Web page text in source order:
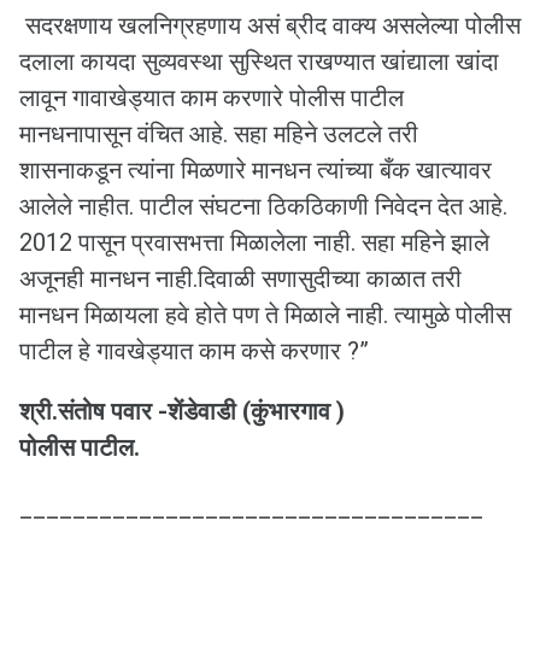
सदरक्षणाय खलनिग्रहणाय असं ब्रीद वाक्य असलेल्या पोलीस
दलाला कायदा सुव्यवस्था सुस्थित राखण्यात खांद्याला खांदा
लावून गावाखेड्यात काम करणारे पोलीस पाटील
मानधनापासून वंचित आहे. सहा महिने उलटले तरी
शासनाकडून त्यांना मिळणारे मानधन त्यांच्या बँक खात्यावर
आलेले नाहीत. पाटील संघटना ठिकठिकाणी निवेदन देत आहे.
2012 पासून प्रवासभत्ता मिळालेला नाही. सहा महिने झाले
अजूनही मानधन नाही.दिवाळी सणासुदीच्या काळात तरी
मानधन मिळायला हवे होते पण ते मिळाले नाही. त्यामुळे पोलीस
पाटील हे गावखेड्यात काम कसे करणार ?”
श्री.संतोष पवार -शेंडेवाडी (कुंभारगाव )
पोलीस पाटील.